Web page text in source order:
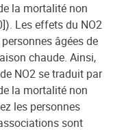
la mortalité non
Les effets du NO2
âgées de
chaude. Ainsi,
NO2 se traduit par
la mortalité non
les personnes
sont